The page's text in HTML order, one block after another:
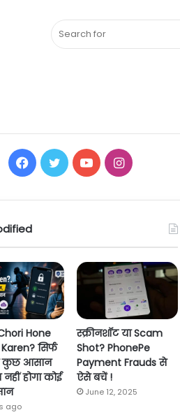
Facebook
TwitterYouTubeInstagram
Hone
सिर्फ
कुछ आसान
होगा कोई
ago
स्क्रीनशॉट या Scam
Shot? PhonePe
Payment Frauds से
ऐसे बचें !
June 12, 2025